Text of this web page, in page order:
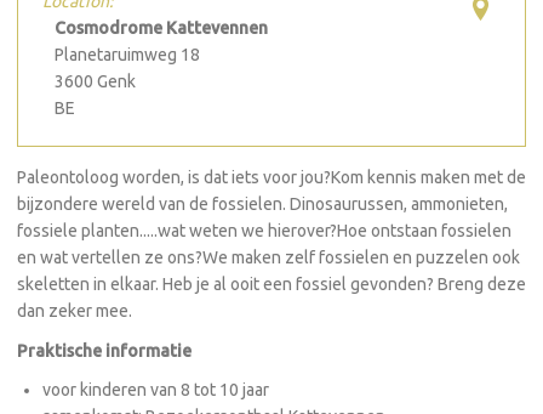
Cosmodrome Kattevennen
Planetaruimweg 18
3600 Genk
BE
Paleontoloog worden, is dat iets voor jou?Kom kennis maken met de
bijzondere wereld van de fossielen. Dinosaurussen, ammonieten,
fossiele planten.....wat weten we hierover?Hoe ontstaan fossielen
en wat vertellen ze ons?We maken zelf fossielen en puzzelen ook
skeletten in elkaar. Heb je al ooit een fossiel gevonden? Breng deze
dan zeker mee.
Praktische informatie
voor kinderen van 8 tot 10 jaar